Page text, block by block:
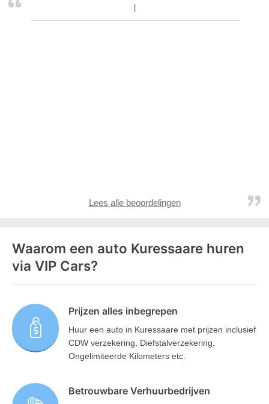
Lees alle beoordelingen
Waarom een auto Kuressaare huren
via VIP Cars?
Prijzen alles inbegrepen
Huur een auto in Kuressaare met prijzen inclusief
CDW verzekering, Diefstalverzekering,
Ongelimiteerde Kilometers etc.
Betrouwbare Verhuurbedrijven